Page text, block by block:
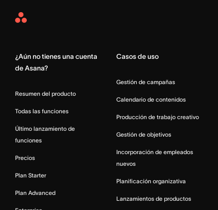
Asana
¿Aún no tienes una cuenta
de Asana?
Resumen del producto
Todas las funciones
Último lanzamiento de
funciones
Precios
Plan Starter
Plan Advanced
Casos de uso
Gestión de campañas
Calendario de contenidos
Producción de trabajo creativo
Gestión de objetivos
Incorporación de empleados
nuevos
Planificación organizativa
Lanzamientos de productos